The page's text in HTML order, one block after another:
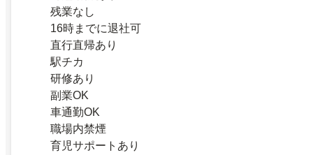
残業なし
16時までに退社可
直行直帰あり
駅チカ
研修あり
副業OK
車通勤OK
職場内禁煙
育児サポートあり